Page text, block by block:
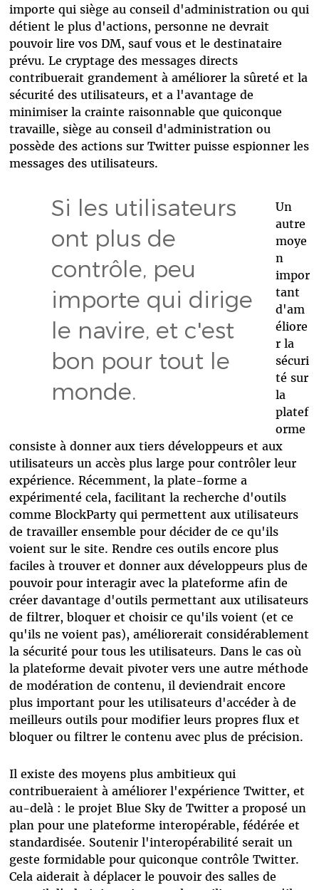
importe qui siège au conseil d'administration ou qui
détient le plus d'actions, personne ne devrait
pouvoir lire vos DM, sauf vous et le destinataire
prévu. Le cryptage des messages directs
contribuerait grandement à améliorer la sûreté et la
sécurité des utilisateurs, et a l'avantage de
minimiser la crainte raisonnable que quiconque
travaille, siège au conseil d'administration ou
possède des actions sur Twitter puisse espionner les
messages des utilisateurs.
Si les utilisateurs
ont plus de
contrôle, peu
importe qui dirige
le navire, et c'est
bon pour tout le
monde.
Un
autre
moye
n
impor
tant
d'am
éliore
r la
sécuri
té sur
la
platef
orme
consiste à donner aux tiers développeurs et aux
utilisateurs un accès plus large pour contrôler leur
expérience. Récemment, la plate-forme a
expérimenté cela, facilitant la recherche d'outils
comme BlockParty qui permettent aux utilisateurs
de travailler ensemble pour décider de ce qu'ils
voient sur le site. Rendre ces outils encore plus
faciles à trouver et donner aux développeurs plus de
pouvoir pour interagir avec la plateforme afin de
créer davantage d'outils permettant aux utilisateurs
de filtrer, bloquer et choisir ce qu'ils voient (et ce
qu'ils ne voient pas), améliorerait considérablement
la sécurité pour tous les utilisateurs. Dans le cas où
la plateforme devait pivoter vers une autre méthode
de modération de contenu, il deviendrait encore
plus important pour les utilisateurs d'accéder à de
meilleurs outils pour modifier leurs propres flux et
bloquer ou filtrer le contenu avec plus de précision.
Il existe des moyens plus ambitieux qui
contribueraient à améliorer l'expérience Twitter, et
au-delà : le projet Blue Sky de Twitter a proposé un
plan pour une plateforme interopérable, fédérée et
standardisée. Soutenir l'interopérabilité serait un
geste formidable pour quiconque contrôle Twitter.
Cela aiderait à déplacer le pouvoir des salles de